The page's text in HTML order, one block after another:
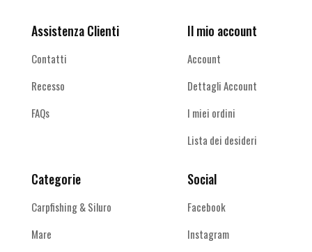
Assistenza Clienti
Contatti
Recesso
FAQs
Il mio account
Account
Dettagli Account
I miei ordini
Lista dei desideri
Categorie
Carpfishing & Siluro
Mare
Social
Facebook
Instagram